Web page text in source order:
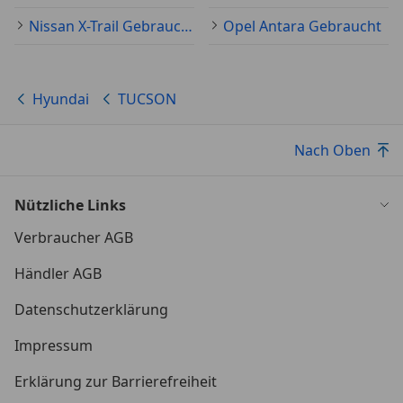
Nissan X-Trail Gebraucht Opel Antara Gebraucht
Hyundai TUCSON
Nach Oben
Nützliche Links
Verbraucher AGB
Händler AGB
Datenschutzerklärung
Impressum
Erklärung zur Barrierefreiheit